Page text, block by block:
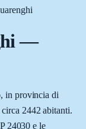
—
in provincia di
2442 abitanti.
24030 e le